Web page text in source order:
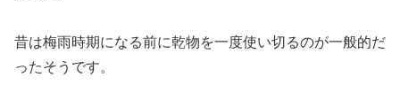
昔は梅雨時期になる前に乾物を一度使い切るのが一般的だ
ったそうです。